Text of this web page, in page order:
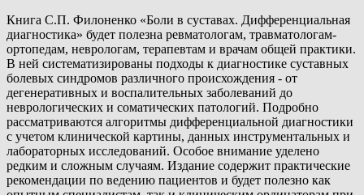
Книга С.П. Филоненко «Боли в суставах. Дифференциальная
диагностика» будет полезна ревматологам, травматологам-
ортопедам, неврологам, терапевтам и врачам общей практики.
В ней систематизированы подходы к диагностике суставных
болевых синдромов различного происхождения - от
дегенеративных и воспалительных заболеваний до
неврологических и соматических патологий. Подробно
рассматриваются алгоритмы дифференциальной диагностики
с учетом клинической картины, данных инструментальных и
лабораторных исследований. Особое внимание уделено
редким и сложным случаям. Издание содержит практические
рекомендации по ведению пациентов и будет полезно как